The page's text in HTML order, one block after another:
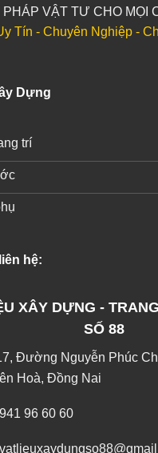
PHÁP VẬT TƯ CHO MỌI
Tín - Chuyên Nghiệp -
Dựng
trí
hệ:
XÂY DỰNG -
SỐ 88
Đường Nguyễn Phúc
Hoà, Đồng Nai
96 60 60